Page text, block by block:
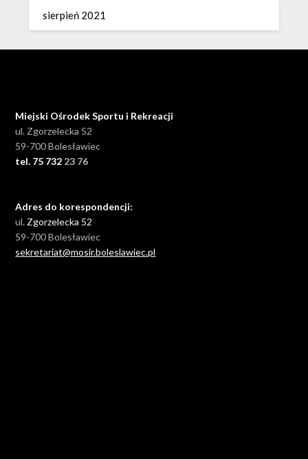
sierpień 2021
Miejski Ośrodek Sportu i Rekreacji
ul. Zgorzelecka 52
59-700 Bolesławiec
tel. 75 732 23 76
Adres do korespondencji:
ul. Zgorzelecka 52
59-700 Bolesławiec
sekretariat@mosir.boleslawiec.pl